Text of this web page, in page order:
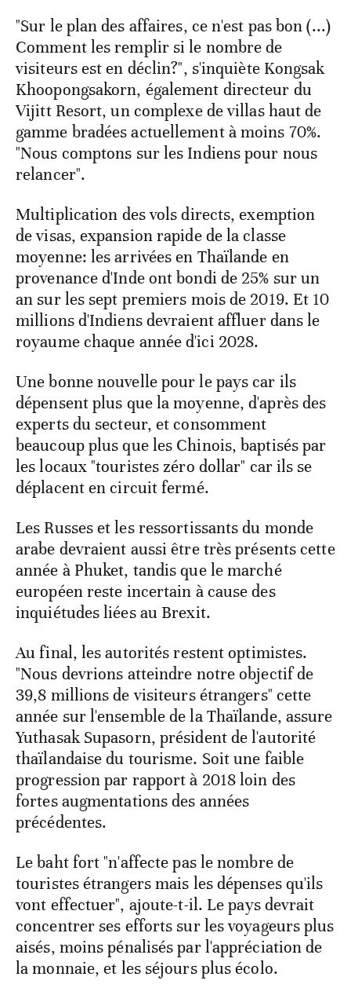
"Sur le plan des affaires, ce n'est pas bon (...)
Comment les remplir si le nombre de
visiteurs est en déclin?", s'inquiète Kongsak
Khoopongsakorn, également directeur du
Vijitt Resort, un complexe de villas haut de
gamme bradées actuellement à moins 70%.
"Nous comptons sur les Indiens pour nous
relancer".
Multiplication des vols directs, exemption
de visas, expansion rapide de la classe
moyenne: les arrivées en Thaïlande en
provenance d'Inde ont bondi de 25% sur un
an sur les sept premiers mois de 2019. Et 10
millions d'Indiens devraient affluer dans le
royaume chaque année d'ici 2028.
Une bonne nouvelle pour le pays car ils
dépensent plus que la moyenne, d'après des
experts du secteur, et consomment
beaucoup plus que les Chinois, baptisés par
les locaux "touristes zéro dollar" car ils se
déplacent en circuit fermé.
Les Russes et les ressortissants du monde
arabe devraient aussi être très présents cette
année à Phuket, tandis que le marché
européen reste incertain à cause des
inquiétudes liées au Brexit.
Au final, les autorités restent optimistes.
"Nous devrions atteindre notre objectif de
39,8 millions de visiteurs étrangers" cette
année sur l'ensemble de la Thaïlande, assure
Yuthasak Supasorn, président de l'autorité
thaïlandaise du tourisme. Soit une faible
progression par rapport à 2018 loin des
fortes augmentations des années
précédentes.
Le baht fort "n'affecte pas le nombre de
touristes étrangers mais les dépenses qu'ils
vont effectuer", ajoute-t-il. Le pays devrait
concentrer ses efforts sur les voyageurs plus
aisés, moins pénalisés par l'appréciation de
la monnaie, et les séjours plus écolo.